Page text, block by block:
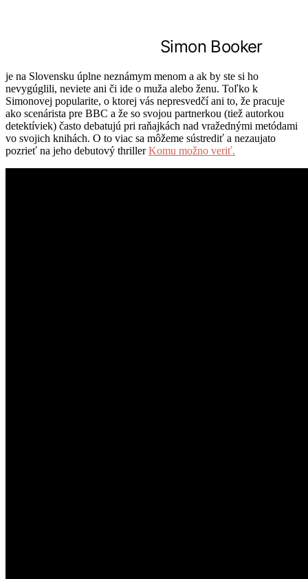
Simon Booker
je na Slovensku úplne neznámym menom a ak by ste si ho
nevygúglili, neviete ani či ide o muža alebo ženu. Toľko k
Simonovej popularite, o ktorej vás nepresvedčí ani to, že pracuje
ako scenárista pre BBC a že so svojou partnerkou (tiež autorkou
detektíviek) často debatujú pri raňajkách nad vražednými metódami
vo svojich knihách. O to viac sa môžeme sústrediť a nezaujato
pozrieť na jeho debutový thrillerKomu možno veriť.